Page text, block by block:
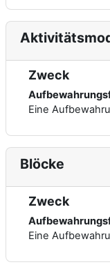
Zweck
Eine
Blöcke
Zweck
Eine